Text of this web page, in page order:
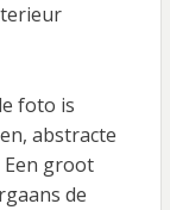
foto is
abstracte
groot
de